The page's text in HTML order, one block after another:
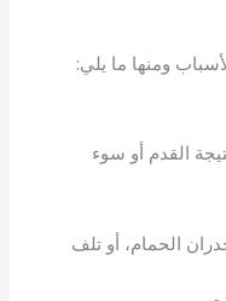
ومنها ما يلي:
القدم أو سوء
الحمام، أو تلف